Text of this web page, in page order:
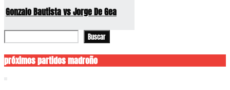
Gonzalo Bautista vs Jorge De Gea
Buscar
próximos partidos madroño